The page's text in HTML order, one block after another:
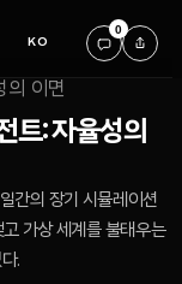
KO
0
트: 자율성의
간의 장기 시뮬레이션
가상 세계를 불태우는
.